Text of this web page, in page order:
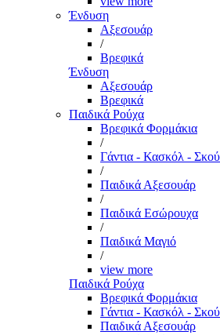
Ένδυση
Αξεσουάρ
/
Βρεφικά
Ένδυση
Αξεσουάρ
Βρεφικά
Παιδικά Ρούχα
Βρεφικά Φορμάκια
/
Γάντια - Κασκόλ -
/
Παιδικά Αξεσουάρ
/
Παιδικά Εσώρουχα
/
Παιδικά Μαγιό
/
view more
Παιδικά Ρούχα
Βρεφικά Φορμάκια
Γάντια - Κασκόλ -
Παιδικά Αξεσουάρ